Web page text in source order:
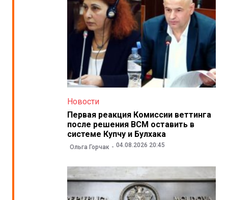
Новости
Первая реакция Комиссии веттинга
после решения ВСМ оставить в
системе Купчу и Булхака
Ольга Горчак 04.08.2026 20:45